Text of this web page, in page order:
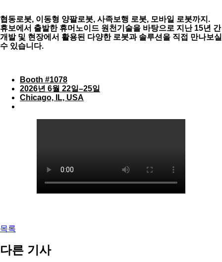
협동로봇, 이동형 양팔로봇, 사족보행 로봇, 모바일 로봇까지.
휴보에서 출발한 휴머노이드 원천기술을 바탕으로 지난 15년 간
개발 및 현장에서 활용된 다양한 로봇과 솔루션을 직접 만나보실
수 있습니다.
Booth #1078
2026년 6월 22일–25일
Chicago, IL, USA
목록
다른 기사